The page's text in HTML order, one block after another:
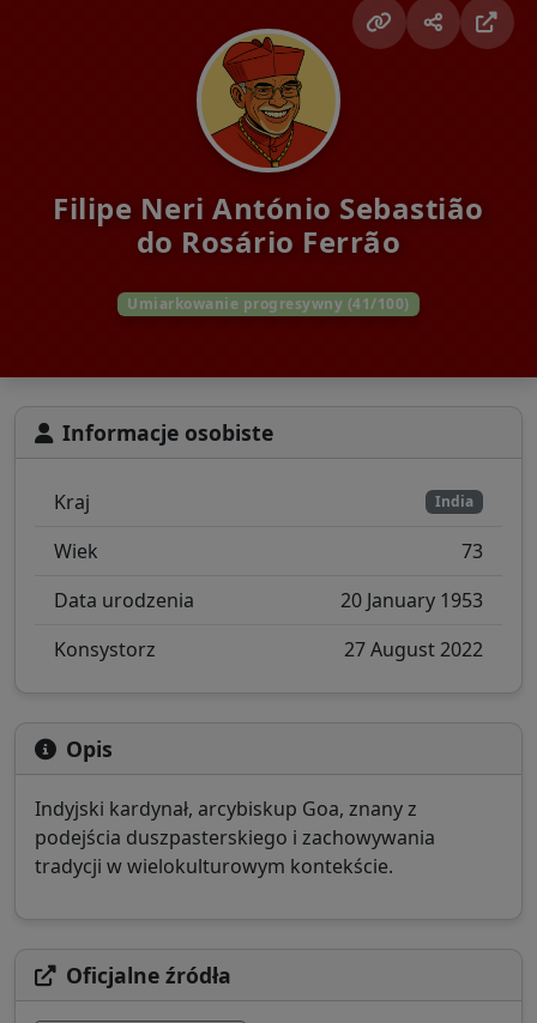
Filipe Neri António Sebastião
do Rosário Ferrão
Umiarkowanie progresywny (41/100)
Informacje osobiste
Kraj India
Wiek
73
Data urodzenia
20 January 1953
Konsystorz
27 August 2022
Opis
Indyjski kardynał, arcybiskup Goa, znany z
podejścia duszpasterskiego i zachowywania
tradycji w wielokulturowym kontekście.
Oficjalne źródła